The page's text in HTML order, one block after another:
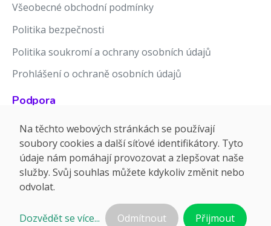
Všeobecné obchodní podmínky
Politika bezpečnosti
Politika soukromí a ochrany osobních údajů
Prohlášení o ochraně osobních údajů
Podpora
Znalostní báze
Release notes
Na těchto webových stránkách se používají
soubory cookies a další síťové identifikátory. Tyto
údaje nám pomáhají provozovat a zlepšovat naše
služby. Svůj souhlas můžete kdykoliv změnit nebo
odvolat.
Dozvědět se více... Odmítnout Přijmout